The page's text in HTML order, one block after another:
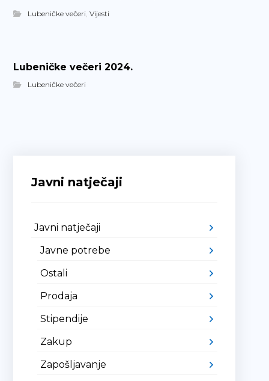
Lubeničke večeri ,Vijesti
Lubeničke večeri 2024.
Lubeničke večeri
Javni natječaji
Javni natječaji
Javne potrebe
Ostali
Prodaja
Stipendije
Zakup
Zapošljavanje